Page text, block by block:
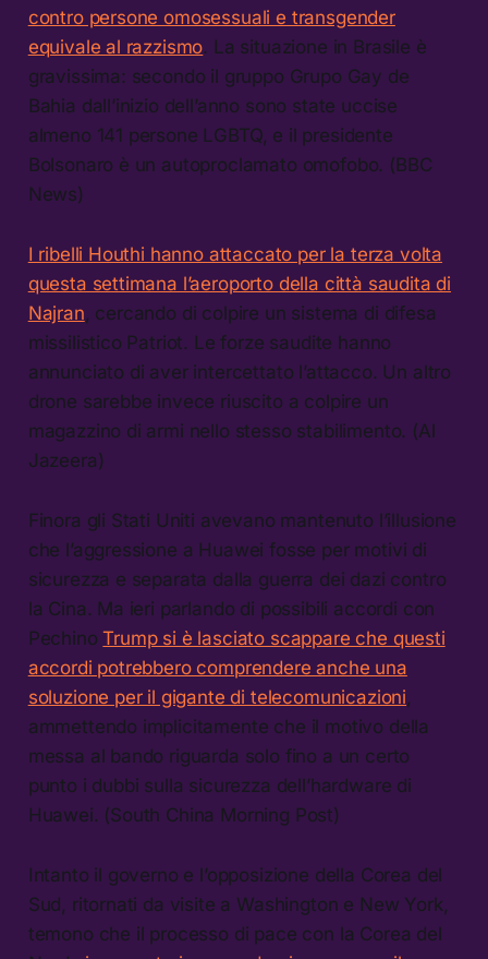
contro persone omosessuali e transgender
equivale al razzismo. La situazione in Brasile è
gravissima: secondo il gruppo Grupo Gay de
Bahia dall’inizio dell’anno sono state uccise
almeno 141 persone LGBTQ, e il presidente
Bolsonaro è un autoproclamato omofobo. (BBC
News)
I ribelli Houthi hanno attaccato per la terza volta
questa settimana l’aeroporto della città saudita di
Najran , cercando di colpire un sistema di difesa
missilistico Patriot. Le forze saudite hanno
annunciato di aver intercettato l’attacco. Un altro
drone sarebbe invece riuscito a colpire un
magazzino di armi nello stesso stabilimento. (Al
Jazeera)
Finora gli Stati Uniti avevano mantenuto l’illusione
che l’aggressione a Huawei fosse per motivi di
sicurezza e separata dalla guerra dei dazi contro
la Cina. Ma ieri parlando di possibili accordi con
PechinoTrump si è lasciato scappare che questi
accordi potrebbero comprendere anche una
soluzione per il gigante di telecomunicazioni
ammettendo implicitamente che il motivo della
messa al bando riguarda solo fino a un certo
punto i dubbi sulla sicurezza dell’hardware di
Huawei. (South China Morning Post)
Intanto il governo e l’opposizione della Corea del
Sud, ritornati da visite a Washington e New York,
temono che il processo di pace con la Corea del